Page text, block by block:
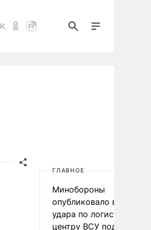
ГЛАВНОЕ
Минобороны
опубликовало видео
удара по
центру ВСУ под Киевом